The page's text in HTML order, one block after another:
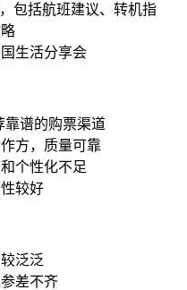
包括航班建议、转机指
生活分享会
靠谱的购票渠道
方，质量可靠
个性化不足
较好
泛泛
差不齐